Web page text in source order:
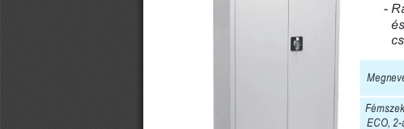
ECO, 2-